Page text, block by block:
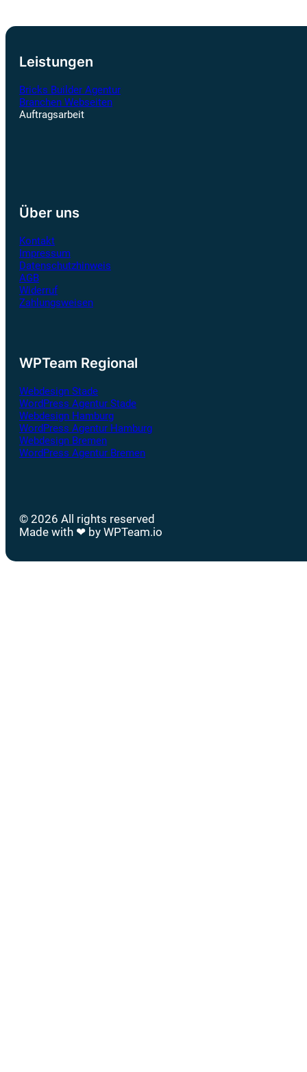
Leistungen
Bricks Builder Agentur
Branchen Webseiten
Auftragsarbeit
Über uns
Kontakt
Impressum
Datenschutzhinweis
AGB
Widerruf
Zahlungsweisen
WPTeam Regional
Webdesign Stade
WordPress Agentur Stade
Webdesign Hamburg
WordPress Agentur Hamburg
Webdesign Bremen
WordPress Agentur Bremen
© 2026 All rights reserved
Made with ❤ by WPTeam.io